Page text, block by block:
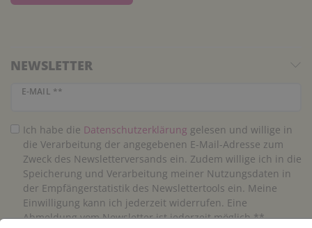
NEWSLETTER
E-MAIL **
Newsletter Honig
Ich habe die Daten­schutz­erklärung gelesen und willige in
die Verarbeitung der angegebenen E-Mail-Adresse zum
Zweck des Newsletterversands ein. Zudem willige ich in die
Speicherung und Verarbeitung meiner Nutzungsdaten in
der Empfängerstatistik des Newslettertools ein. Meine
Einwilligung kann ich jederzeit widerrufen. Eine
Abmeldung vom Newsletter ist jederzeit möglich.**